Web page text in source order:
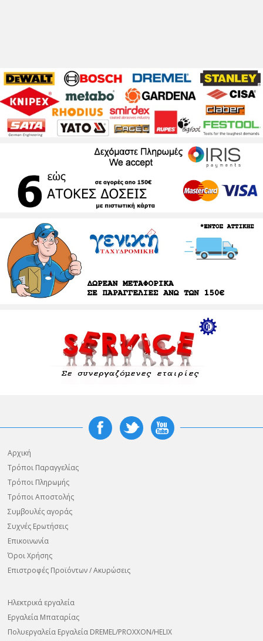
Αρχική
Τρόποι Παραγγελίας
Τρόποι Πληρωμής
Τρόποι Αποστολής
Συμβουλές αγοράς
Συχνές Ερωτήσεις
Επικοινωνία
Όροι Χρήσης
Επιστροφές Προϊόντων / Ακυρώσεις
Ηλεκτρικά εργαλεία
Εργαλεία Μπαταρίας
Πολυεργαλεία Εργαλεία DREMEL/PROXXON/HELIX